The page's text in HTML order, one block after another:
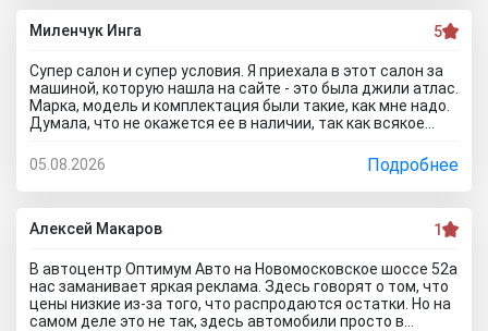
прокатитесь туда сюда зря.. а стоило всего лишь про
автосалон Кубань Драйв отзывы почитать чтоб понять
Миленчук Инга 5
Супер салон и супер условия. Я приехала в этот салон за
машиной, которую нашла на сайте - это была джили атлас.
Марка, модель и комплектация были такие, как мне надо.
Думала, что не окажется ее в наличии, так как всякое
отделах работают на ура. Все мне быстро оформили. И,
кстати, я приехала в утренние часы и мне сделали ещё
скидку дополнительную) Очень приятный бонус от
автоцентра Тула)
05.08.2026 Подробнее
Алексей Макаров 1
В автоцентр Оптимум Авто на Новомосковское шоссе 52а
нас заманивает яркая реклама. Здесь говорят о том, что
цены низкие из-за того, что распродаются остатки. Но на
самом деле это не так, здесь автомобили просто в